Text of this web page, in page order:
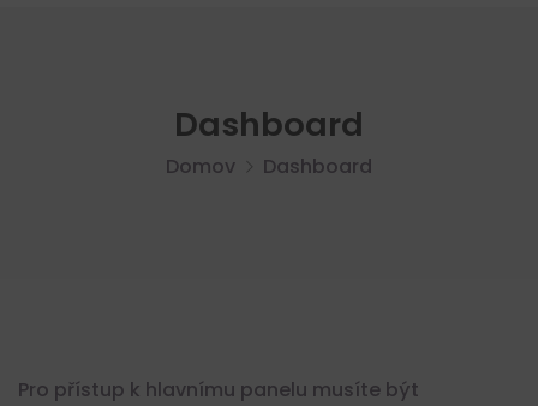
Dashboard
Domov Dashboard
Pro přístup k hlavnímu panelu musíte být